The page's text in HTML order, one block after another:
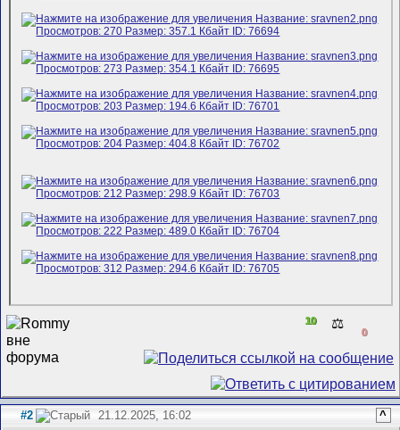
10 ⚖️
0
#2 21.12.2025, 16:02 ^